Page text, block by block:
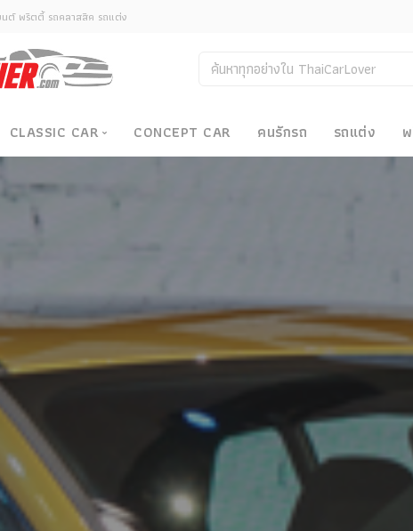
นต์ พริตตี้ รถคลาสสิค รถแต่ง
CLASSIC CAR CONCEPT CAR คนรักรถ รถแต่ง